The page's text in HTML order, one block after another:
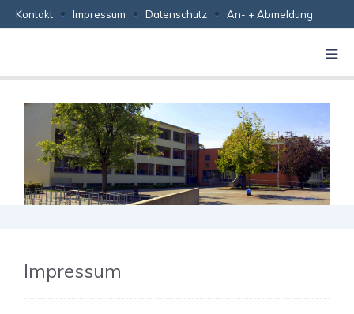
Kontakt Impressum Datenschutz An- + Abmeldung
Impressum